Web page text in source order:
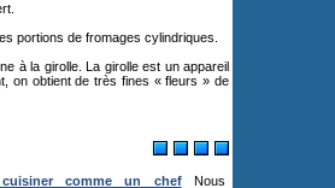
portions de fromages cylindriques.
à la girolle. La girolle est un appareil
on obtient de très fines « fleurs » de
comme un chef
Nous